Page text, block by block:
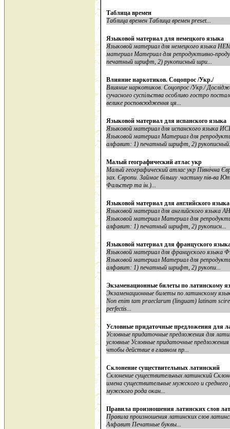
Таблица времен
Таблица времен Таблица времен preset...
Языковой материал для немецкого языка
Языковой материал для немецкого языка
материал Материал для репродуктивно-
печатный шрифт, 2) рукописный шри...
Влияние наркотиков. Соцопрос /Укр./
Влияние наркотиков. Соцопрос /Укр./
сучасного суспільства особливо гостро
велике росповсюдження ця...
Языковой материал для испанского языка
Языковой материал для испанского языка
Языковой материал Материал для
алфавит: 1) печатный шрифт, 2)
Малый географический атлас укр
Малый географический атлас укр Північна
зах. Європи. Займає більшу .частину пів-ва
Фальстер та ін.)...
Языковой материал для английского языка
Языковой материал для английского
Языковой материал Материал для
алфавит: 1) печатный шрифт, 2) рукописн...
Языковой материал для француского
Языковой материал для француского
Языковой материал Материал для
алфавит: 1) печатный шрифт, 2) рукопи...
Экзаменационные билеты по латинскому
Экзаменационные билеты по латинскому
Non enim tam praeclarum (linguam) latinam
perfectis...
Условные придаточные предложения для
Условные придаточные предложения для
условные Условные придаточные
чтобы действие в главном пр...
Склонение существительных латинский
Склонение существительных латинский
имена существительные мужского и
мужского рода окан...
Правила произношения латинских слов
Правила произношения латинских слов
Алфавит Печатные буквы...